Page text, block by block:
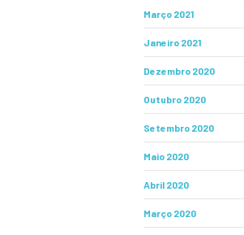
Março 2021
Janeiro 2021
Dezembro 2020
Outubro 2020
Setembro 2020
Maio 2020
Abril 2020
Março 2020